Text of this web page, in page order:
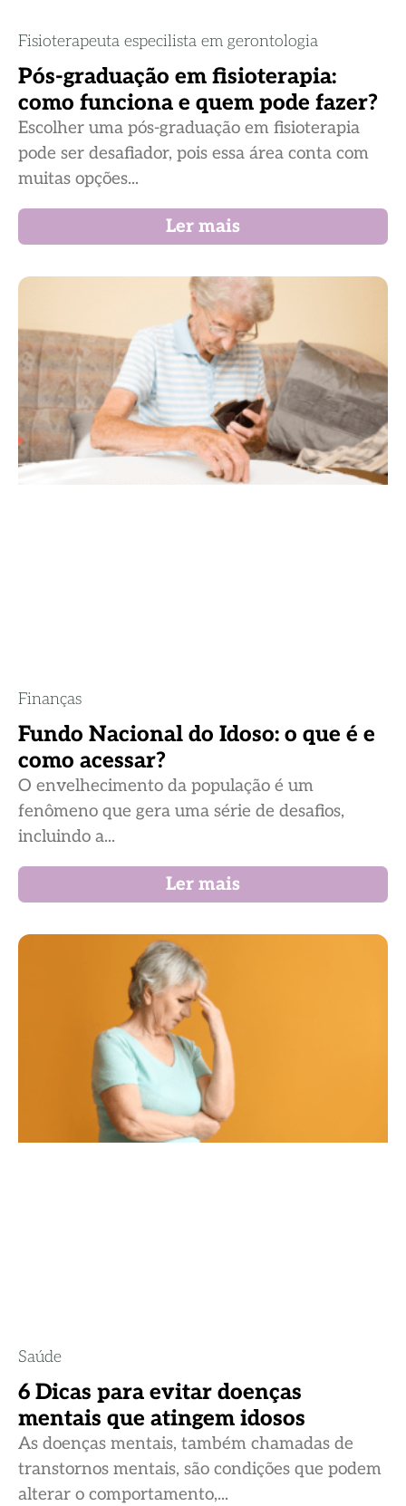
Fisioterapeuta especilista em gerontologia
Pós-graduação em fisioterapia:
como funciona e quem pode fazer?
Escolher uma pós-graduação em fisioterapia
pode ser desafiador, pois essa área conta com
muitas opções...
Ler mais
Finanças
Fundo Nacional do Idoso: o que é e
como acessar?
O envelhecimento da população é um
fenômeno que gera uma série de desafios,
incluindo a...
Ler mais
Saúde
6 Dicas para evitar doenças
mentais que atingem idosos
As doenças mentais, também chamadas de
transtornos mentais, são condições que podem
alterar o comportamento,...